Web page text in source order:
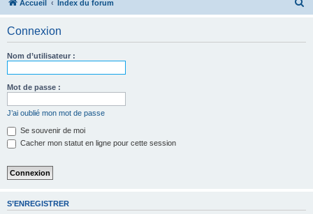
Accueil Index du forum
Connexion
Nom d’utilisateur :
Mot de passe :
J’ai oublié mon mot de passe
Se souvenir de moi
Cacher mon statut en ligne pour cette session
S’ENREGISTRER